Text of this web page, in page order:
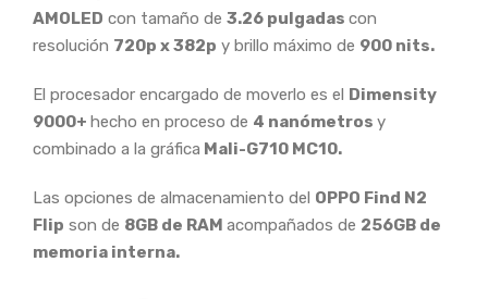
AMOLED con tamaño de 3.26 pulgadas con
resolución 720p x 382p y brillo máximo de 900 nits.
El procesador encargado de moverlo es el Dimensity
9000+ hecho en proceso de 4 nanómetros y
combinado a la gráfica Mali-G710 MC10.
Las opciones de almacenamiento del OPPO Find N2
Flip son de 8GB de RAM acompañados de 256GB de
memoria interna.